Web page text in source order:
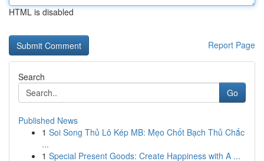
HTML is disabled
Report Page
Search
Go
Published News
1 Soi Song Thủ Lô Kép MB: Mẹo Chốt Bạch Thủ Chắc
...
1 Special Present Goods: Create Happiness with A ...